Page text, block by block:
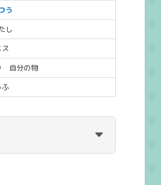
う
し
ス
自分の物
ふ